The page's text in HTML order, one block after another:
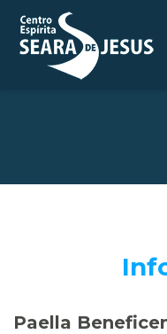
Paella